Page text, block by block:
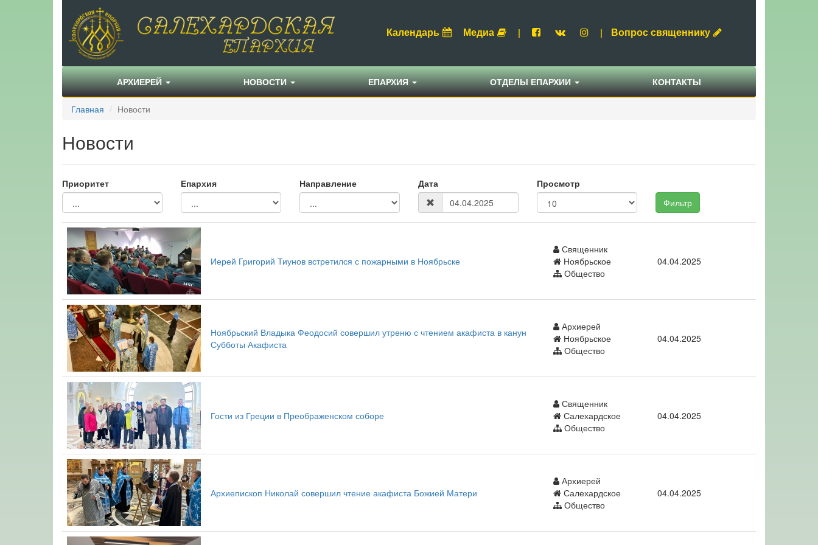
Календарь Медиа | | Вопрос священнику
АРХИЕРЕЙ НОВОСТИ ЕПАРХИЯ ОТДЕЛЫ ЕПАРХИИ КОНТАКТЫ
Главная Новости
Новости
Приоритет Епархия Направление Дата
Просмотр
Фильтр
Иерей Григорий Тиунов встретился с пожарными в Ноябрьске
Священник
Ноябрьское
Общество
04.04.2025
Ноябрьский Владыка Феодосий совершил утреню с чтением акафиста в канун
Субботы Акафиста
Архиерей
Ноябрьское
Общество
04.04.2025
Гости из Греции в Преображенском соборе
Священник
Салехардское
Общество
04.04.2025
Архиепископ Николай совершил чтение акафиста Божией Матери
Архиерей
Салехардское
Общество
04.04.2025